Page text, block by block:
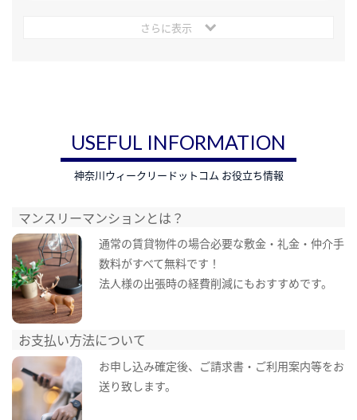
さらに表示
USEFUL INFORMATION
神奈川ウィークリードットコム お役立ち情報
マンスリーマンションとは？
通常の賃貸物件の場合必要な敷金・礼金・仲介手
数料がすべて無料です！
法人様の出張時の経費削減にもおすすめです。
お支払い方法について
お申し込み確定後、ご請求書・ご利用案内等をお
送り致します。